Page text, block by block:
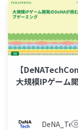
【
大規模IPゲーム